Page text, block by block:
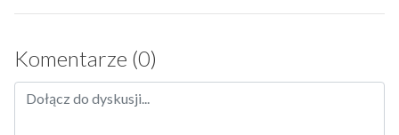
Komentarze (0)